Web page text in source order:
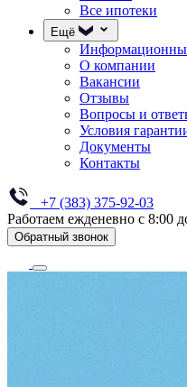
Все ипотеки
Ещё
О компании
Вакансии
Отзывы
Вопросы и
Условия
Документы
Контакты
+7 (383) 375-92-03
Работаем ежденевно с 8:00
Обратный звонок